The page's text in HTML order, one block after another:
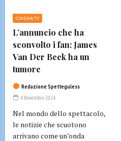
CINEMA/TV
L’annuncio che ha
sconvolto i fan: James
Van Der Beek ha un
tumore
Redazione Spetteguless
4 Novembre 2024
Nel mondo dello spettacolo,
le notizie che scuotono
arrivano come un’onda